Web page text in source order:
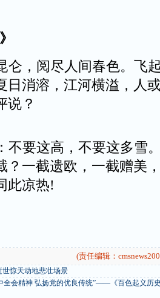
，阅尽人间春色。飞
日消溶，江河横溢，人
说？
要这高，不要这多雪
？一截遗欧，一截赠美
此凉热!
(责任编辑：
惊天动地悲壮场景
全会精神 弘扬党的优良传统”——《百色起义历